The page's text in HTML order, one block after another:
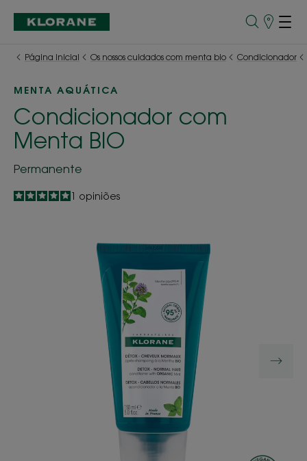
Pontos
Página inicial
Os nossos cuidados com menta bio Condicionador
MENTA AQUÁTICA
Condicionador com
Menta BIO
Permanente
5/51 opiniões